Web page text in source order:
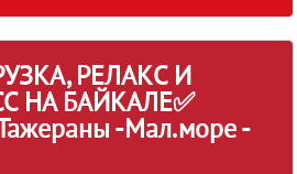
РЕЛАКС И
НА БАЙКАЛЕ✅
-Мал.море -